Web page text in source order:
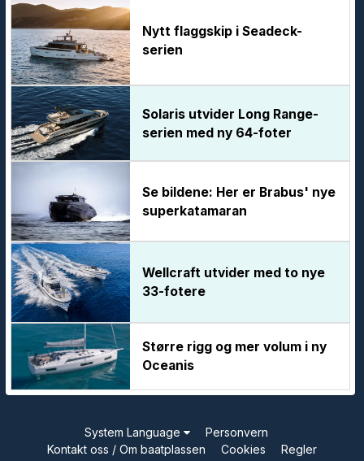
Nytt flaggskip i Seadeck-
serien
Solaris utvider Long Range-
serien med ny 64-foter
Se bildene: Her er Brabus' nye
superkatamaran
Wellcraft utvider med to nye
33-fotere
Større rigg og mer volum i ny
Oceanis
System Language
Personvern
Kontakt oss / Om baatplassen
Cookies Regler